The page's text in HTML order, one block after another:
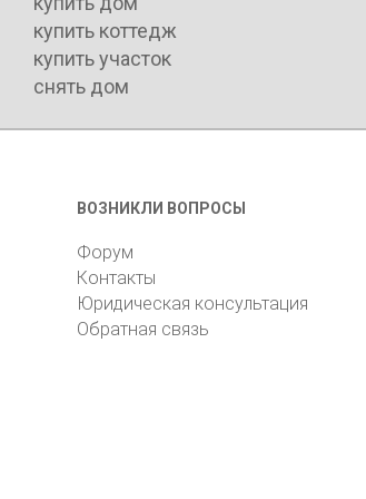
купить коттедж
купить участок
снять дом
ВОЗНИКЛИ ВОПРОСЫ
Форум
Контакты
Юридическая консультация
Обратная связь